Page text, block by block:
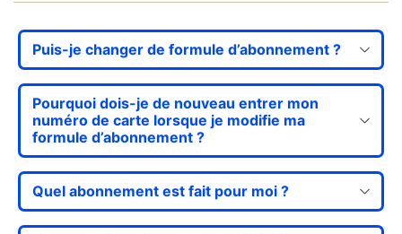
Puis-je changer de formule d’abonnement ?
Pourquoi dois-je de nouveau entrer mon
numéro de carte lorsque je modifie ma
formule d’abonnement ?
Quel abonnement est fait pour moi ?